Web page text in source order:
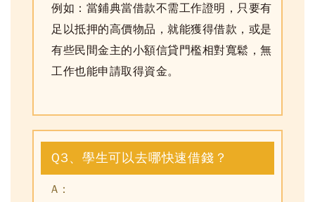
例如： 當鋪典當借款不需工作證明，只要有
足以抵押的高價物品，就能獲得借款 ，或是
有些民間金主的小額信貸門檻相對寬鬆，無
工作也能申請取得資金。
Q3、學生可以去哪快速借錢？
A：